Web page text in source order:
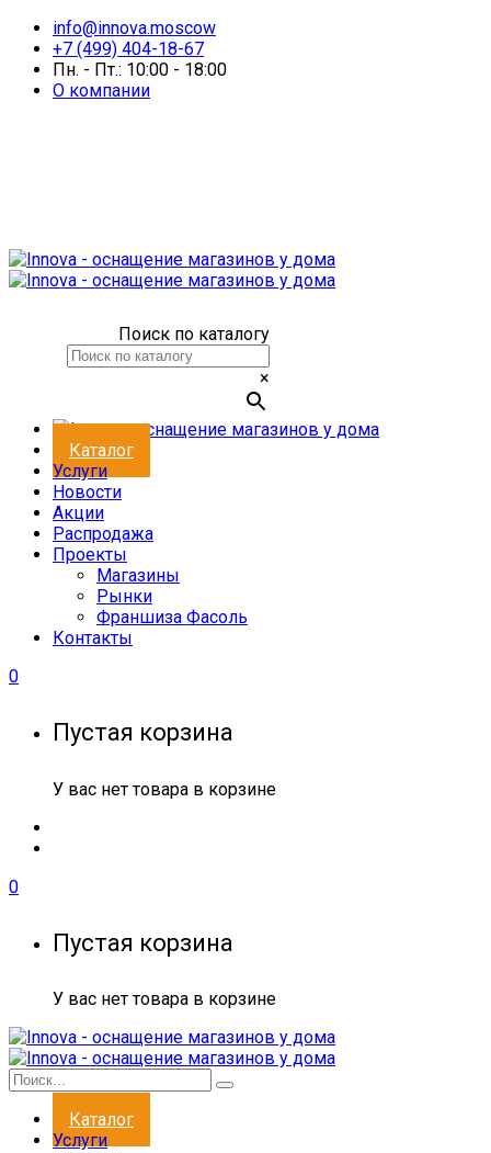
info@innova.moscow
+7 (499) 404-18-67
Пн. - Пт.: 10:00 - 18:00
О компании
Поиск по каталогу
×
Каталог
Услуги
Новости
Акции
Распродажа
Проекты
Магазины
Рынки
Франшиза Фасоль
Контакты
0
Пустая корзина
У вас нет товара в корзине
0
Пустая корзина
У вас нет товара в корзине
Каталог
Услуги